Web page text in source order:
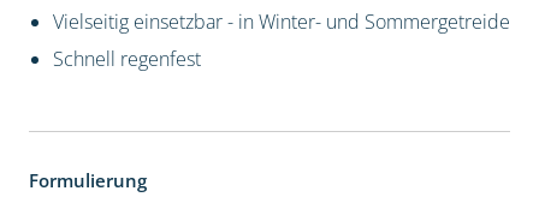
Vielseitig einsetzbar - in Winter- und Sommergetreide
Schnell regenfest
Formulierung